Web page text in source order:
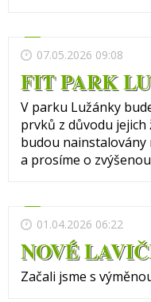
07.05.2026 09:08
FIT PARK
V parku Lužánky
prvků z důvodu
budou nainstalovány
a prosíme o
01.04.2026 06:22
NOVÉ
Začali jsme s